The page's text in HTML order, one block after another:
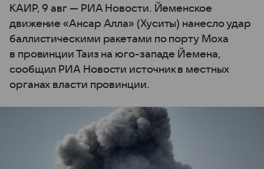
КАИР, 9 авг — РИА Новости. Йеменское
движение «Ансар Алла» (Хуситы) нанесло удар
баллистическими ракетами по порту Моха
в провинции Таиз на юго-западе Йемена,
сообщил РИА Новости источник в местных
органах власти провинции.